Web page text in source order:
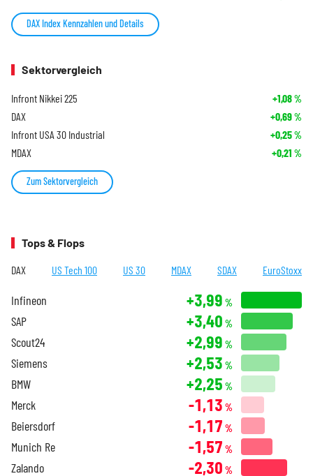
DAX Index Kennzahlen und Details
Sektorvergleich
Infront Nikkei 225 +1,08%
DAX +0,69%
Infront USA 30 Industrial +0,25%
MDAX +0,21 %
Zum Sektorvergleich
Tops & Flops
DAX US Tech 100 US 30 MDAX SDAX EuroStoxx
Infineon +3,99 %
SAP +3,40 %
Scout24 +2,99 %
Siemens +2,53 %
BMW +2,25 %
Merck -1,13 %
Beiersdorf -1,17 %
Munich Re -1,57 %
Zalando -2,30 %